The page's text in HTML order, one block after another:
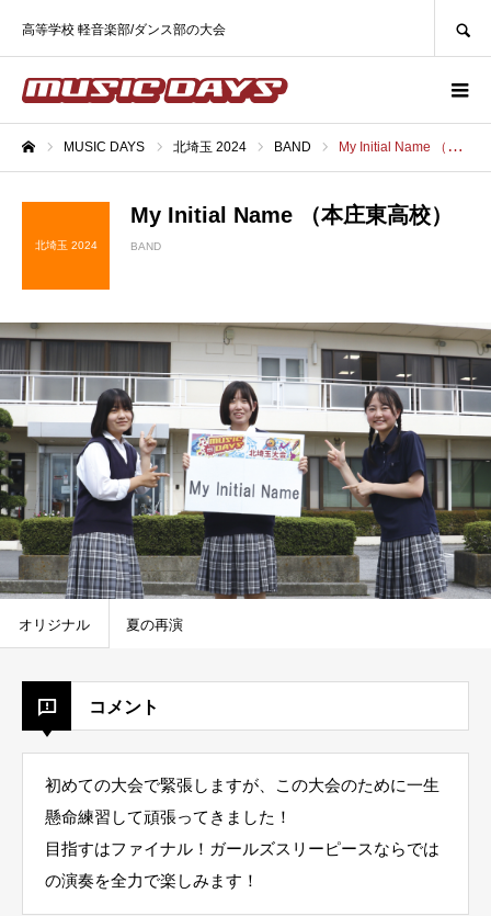
高等学校 軽音楽部/ダンス部の大会
MUSIC DAYS 北埼玉 2024 BAND My Initial Name （本庄東高校）
北埼玉 2024
My Initial Name （本庄東高校）
BAND
オリジナル 夏の再演
コメント
初めての大会で緊張しますが、この大会のために一生
懸命練習して頑張ってきました！
目指すはファイナル！ガールズスリーピースならでは
の演奏を全力で楽しみます！